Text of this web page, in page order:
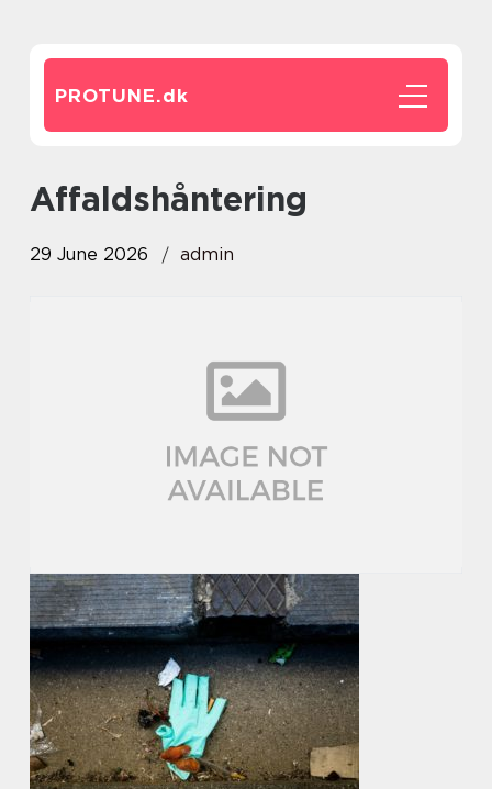
PROTUNE.dk
affaldshåntering
29 June 2026 admin